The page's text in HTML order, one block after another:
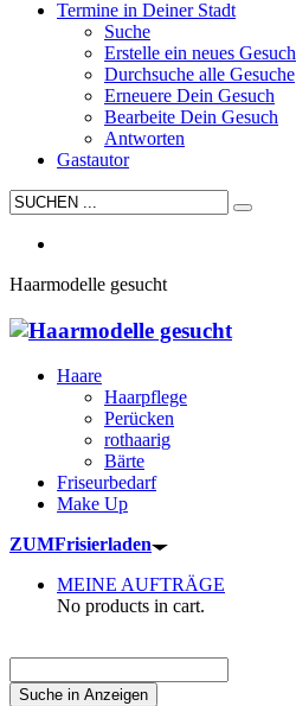
Termine in Deiner Stadt
Suche
Erstelle ein neues Gesuch
Durchsuche alle Gesuche
Erneuere Dein Gesuch
Bearbeite Dein Gesuch
Antworten
Gastautor
Haarmodelle gesucht
Haare
Haarpflege
Perücken
rothaarig
Bärte
Friseurbedarf
Make Up
ZUMFrisierladen
MEINE AUFTRÄGE
No products in cart.
nach: